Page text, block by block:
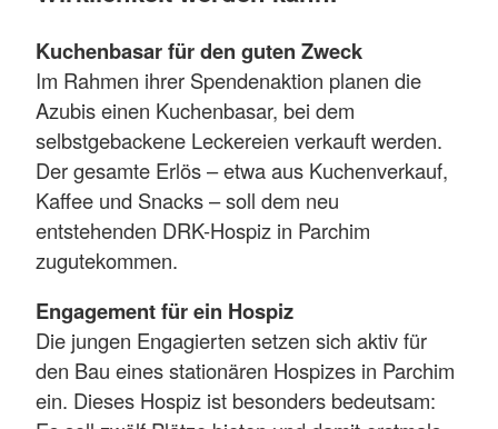
Kuchenbasar für den guten Zweck
Im Rahmen ihrer Spendenaktion planen die
Azubis einen Kuchenbasar, bei dem
selbstgebackene Leckereien verkauft werden.
Der gesamte Erlös – etwa aus Kuchenverkauf,
Kaffee und Snacks – soll dem neu
entstehenden DRK-Hospiz in Parchim
zugutekommen.
Engagement für ein Hospiz
Die jungen Engagierten setzen sich aktiv für
den Bau eines stationären Hospizes in Parchim
ein. Dieses Hospiz ist besonders bedeutsam: